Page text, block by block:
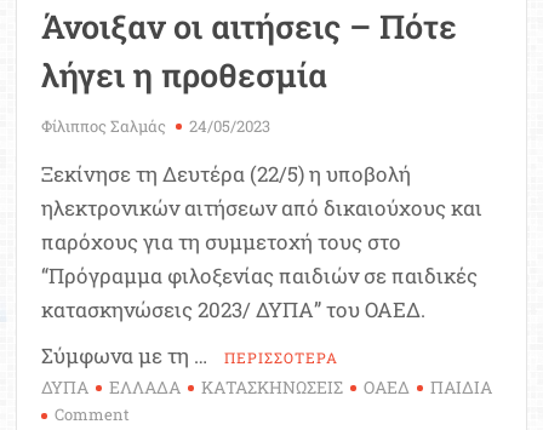
Άνοιξαν οι αιτήσεις – Πότε
λήγει η προθεσμία
Φίλιππος Σαλμάς 24/05/2023
Ξεκίνησε τη Δευτέρα (22/5) η υποβολή
ηλεκτρονικών αιτήσεων από δικαιούχους και
παρόχους για τη συμμετοχή τους στο
“Πρόγραμμα φιλοξενίας παιδιών σε παιδικές
κατασκηνώσεις 2023/ ΔΥΠΑ” του ΟΑΕΔ.
Σύμφωνα με τη …
ΠΕΡΙΣΣΟΤΕΡΑ
ΔΥΠΑ ΕΛΛΑΔΑ ΚΑΤΑΣΚΗΝΩΣΕΙΣ ΟΑΕΔ ΠΑΙΔΙΑ
Comment